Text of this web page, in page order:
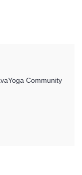
Community